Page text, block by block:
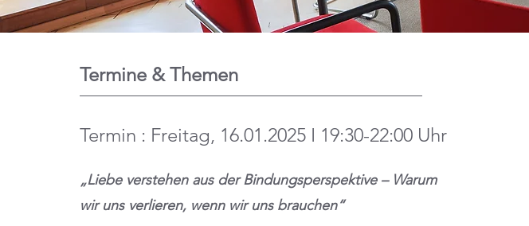
Termine & Themen
Termin : Freitag, 16.01.2025 I 19:30-22:00 Uhr
„Liebe verstehen aus der Bindungsperspektive – Warum
wir uns verlieren, wenn wir uns brauchen“